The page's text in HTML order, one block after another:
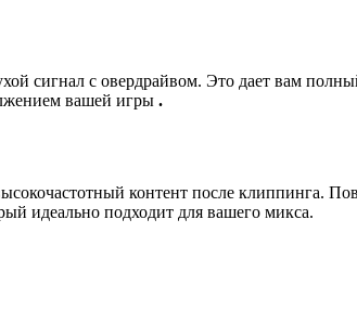
сигнал с овердрайвом. Это дает вам
вашей игры .
контент после клиппинга.
идеально подходит для вашего микса.